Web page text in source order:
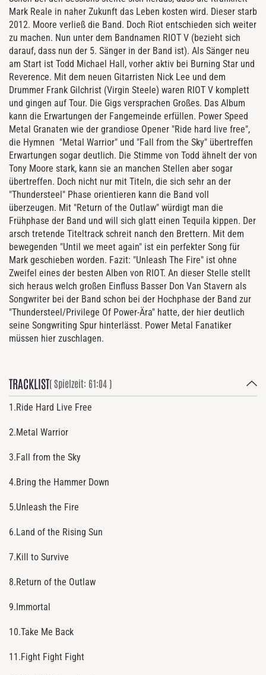
Mark Reale in naher Zukunft das Leben kosten wird. Dieser starb
2012. Moore verließ die Band. Doch Riot entschieden sich weiter
zu machen. Nun unter dem Bandnamen RIOT V (bezieht sich
darauf, dass nun der 5. Sänger in der Band ist). Als Sänger neu
am Start ist Todd Michael Hall, vorher aktiv bei Burning Star und
Reverence. Mit dem neuen Gitarristen Nick Lee und dem
Drummer Frank Gilchrist (Virgin Steele) waren RIOT V komplett
und gingen auf Tour. Die Gigs versprachen Großes. Das Album
kann die Erwartungen der Fangemeinde erfüllen. Power Speed
Metal Granaten wie der grandiose Opener "Ride hard live free",
die Hymnen "Metal Warrior" und "Fall from the Sky" übertreffen
Erwartungen sogar deutlich. Die Stimme von Todd ähnelt der von
Tony Moore stark, kann sie an manchen Stellen aber sogar
übertreffen. Doch nicht nur mit Titeln, die sich sehr an der
"Thundersteel" Phase orientieren kann die Band voll
überzeugen. Mit "Return of the Outlaw" würdigt man die
Frühphase der Band und will sich glatt einen Tequila kippen. Der
arsch tretende Titeltrack schreit nanch den Brettern. Mit dem
bewegenden "Until we meet again" ist ein perfekter Song für
Mark geschieben worden. Fazit: "Unleash The Fire" ist ohne
Zweifel eines der besten Alben von RIOT. An dieser Stelle stellt
sich heraus welch großen Einfluss Basser Don Van Stavern als
Songwriter bei der Band schon bei der Hochphase der Band zur
"Thundersteel/Privilege Of Power-Ära" hatte, der hier deutlich
seine Songwriting Spur hinterlässt. Power Metal Fanatiker
müssen hier zuschlagen.
TRACKLIST( Spielzeit: 61:04 )
1.Ride Hard Live Free
2.Metal Warrior
3.Fall from the Sky
4.Bring the Hammer Down
5.Unleash the Fire
6.Land of the Rising Sun
7.Kill to Survive
8.Return of the Outlaw
9.Immortal
10.Take Me Back
11.Fight Fight Fight